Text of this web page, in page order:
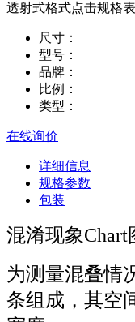
透射式格式点击规格
尺寸：
型号：
品牌：
比例：
类型：
在线询价
详细信息
规格参数
包装
混淆现象Chart
为测量混叠情
条组成，其空